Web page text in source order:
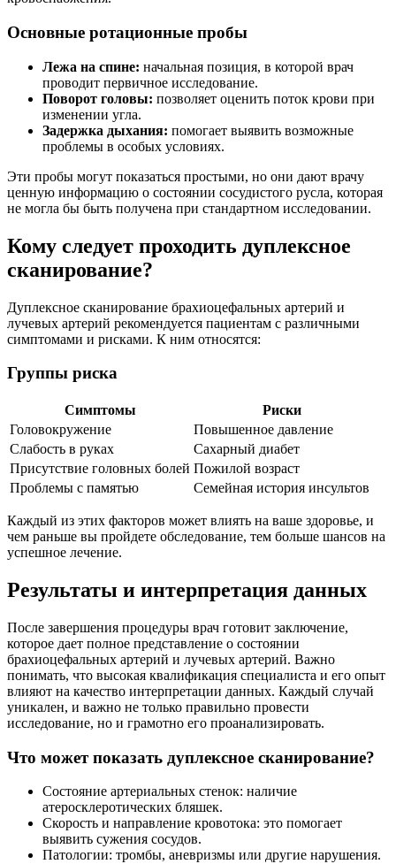
Основные ротационные пробы
Лежа на спине: начальная позиция, в которой врач
проводит первичное исследование.
Поворот головы: позволяет оценить поток крови при
изменении угла.
Задержка дыхания: помогает выявить возможные
проблемы в особых условиях.
Эти пробы могут показаться простыми, но они дают врачу
ценную информацию о состоянии сосудистого русла, которая
не могла бы быть получена при стандартном исследовании.
Кому следует проходить дуплексное
сканирование?
Дуплексное сканирование брахиоцефальных артерий и
лучевых артерий рекомендуется пациентам с различными
симптомами и рисками. К ним относятся:
Группы риска
Симптомы
Риски
Головокружение
Повышенное давление
Слабость в руках
Сахарный диабет
Присутствие головных болей Пожилой возраст
Проблемы с памятью
Семейная история инсультов
Каждый из этих факторов может влиять на ваше здоровье, и
чем раньше вы пройдете обследование, тем больше шансов на
успешное лечение.
Результаты и интерпретация данных
После завершения процедуры врач готовит заключение,
которое дает полное представление о состоянии
брахиоцефальных артерий и лучевых артерий. Важно
понимать, что высокая квалификация специалиста и его опыт
влияют на качество интерпретации данных. Каждый случай
уникален, и важно не только правильно провести
исследование, но и грамотно его проанализировать.
Что может показать дуплексное сканирование?
Состояние артериальных стенок: наличие
атеросклеротических бляшек.
Скорость и направление кровотока: это помогает
выявить сужения сосудов.
Патологии: тромбы, аневризмы или другие нарушения.